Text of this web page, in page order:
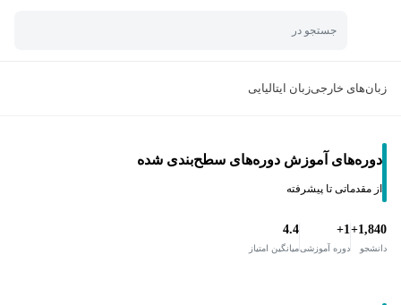
جستجو در
زبان‌های خارجیزبان ایتالیایی
دوره‌های آموزش دوره‌های سطح‌بندی شده
از مقدماتی تا پیشرفته
1,840+
دانشجو
1+
دوره آموزشی
4.4
میانگین امتیاز